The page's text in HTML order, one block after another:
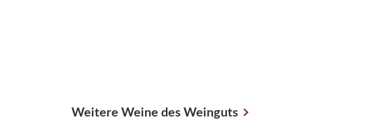
Weitere Weine des Weinguts